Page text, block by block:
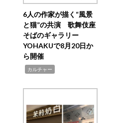
6人の作家が描く“風景
と猫”の共演 歌舞伎座
そばのギャラリー
YOHAKUで8月20日か
ら開催
カルチャー